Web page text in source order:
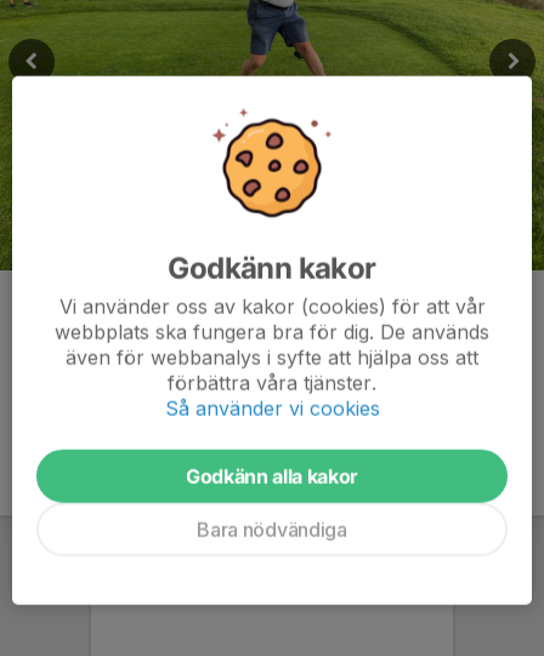
Kommentarer
Godkänn kakor
Vi använder oss av kakor (cookies) för att vår
webbplats ska fungera bra för dig. De används
även för webbanalys i syfte att hjälpa oss att
förbättra våra tjänster.
Så använder vi cookies
Godkänn alla kakor
Bara nödvändiga